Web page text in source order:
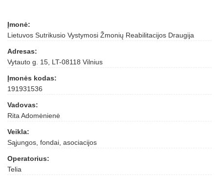
Įmonė:
Lietuvos Sutrikusio Vystymosi Žmonių Reabilitacijos Draugija
Adresas:
Vytauto g. 15, LT-08118 Vilnius
Įmonės kodas:
191931536
Vadovas:
Rita Adomėnienė
Veikla:
Sąjungos, fondai, asociacijos
Operatorius:
Telia